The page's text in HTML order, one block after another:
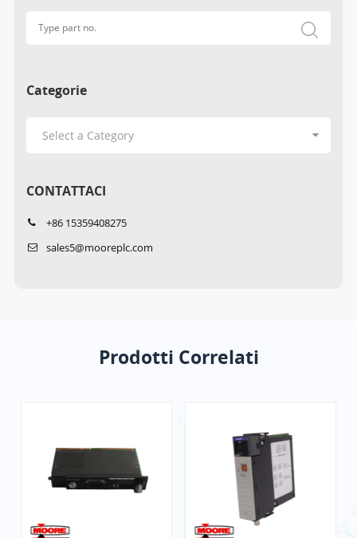
Categorie
CONTATTACI
+86 15359408275
sales5@mooreplc.com
Prodotti Correlati